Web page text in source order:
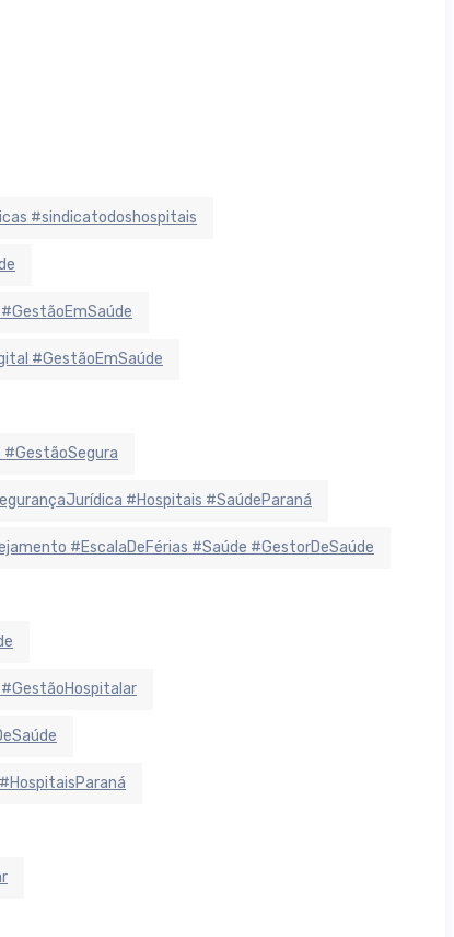
#sindicatodoshospitais
#GestãoEmSaúde
#GestãoSegura
#Hospitais #SaúdeParaná
#EscalaDeFérias #Saúde #GestorDeSaúde